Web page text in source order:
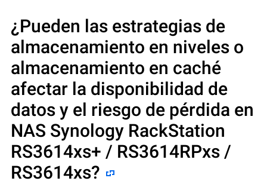
¿Pueden las estrategias de
almacenamiento en niveles o
almacenamiento en caché
afectar la disponibilidad de
datos y el riesgo de pérdida en
NAS Synology RackStation
RS3614xs+ / RS3614RPxs /
RS3614xs?